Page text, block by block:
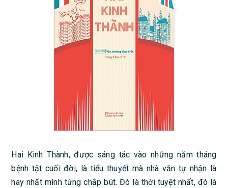
Hai Kinh Thành, được sáng tác vào những năm tháng
bệnh tật cuối đời, là tiểu thuyết mà nhà văn tự nhận là
hay nhất mình từng chắp bút. Đó là thời tuyệt nhất, đó là